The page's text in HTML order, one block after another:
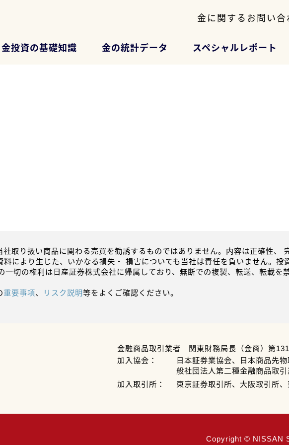
金に関するお問い合
金投資の基礎知識 金の統計データ スペシャルレポート
取り扱い商品に関わる売買を勧誘するものではありません。内容は正確性、
により生じた、いかなる損失・ 損害についても当社は責任を負いません。投
切の権利は日産証券株式会社に帰属しており、無断での複製、転送、転載を禁
重要事項、 リスク説明等をよくご確認ください。
金融商品取引業者 関東財務局長（金商）第
加入協会：
日本証券業協会、日本商品先
般社団法人第二種金融商品取引
加入取引所：
東京証券取引所、大阪取引所
Copyright © NISSAN